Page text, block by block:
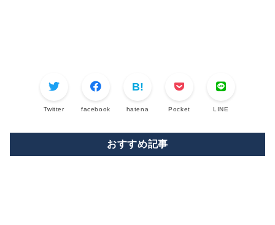
Twitter facebook hatena Pocket LINE
おすすめ記事